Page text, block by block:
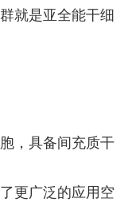
就是亚全能干细
，具备间充质干
更广泛的应用空